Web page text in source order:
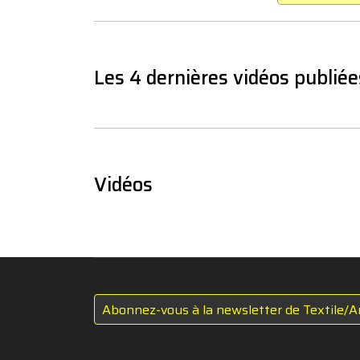
Les 4 dernières vidéos
Vidéos
Abonnez-vous à la newsletter de Textile/